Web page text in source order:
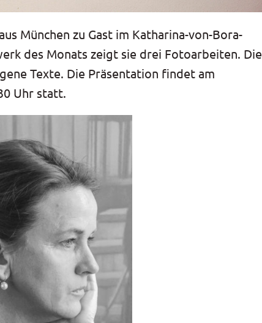
München zu Gast im Katharina-von-Bora-
des Monats zeigt sie drei Fotoarbeiten. Die
Texte. Die Präsentation findet am
Uhr statt.